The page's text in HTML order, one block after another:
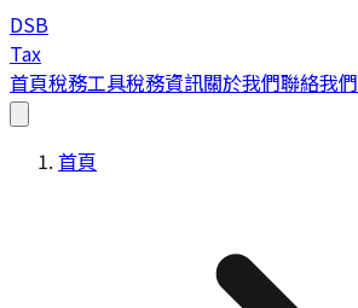
DSB
Tax
首頁稅務工具稅務資訊關於我們聯絡我們
首頁